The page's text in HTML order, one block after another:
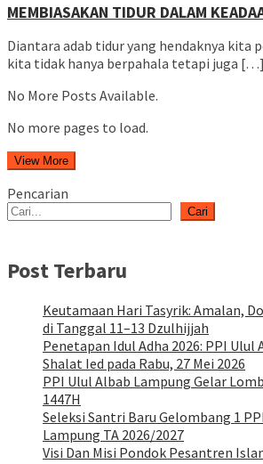
MEMBIASAKAN TIDUR DALAM
Diantara adab tidur yang hendaknya kita
kita tidak hanya berpahala tetapi juga […]
No More Posts Available.
No more pages to load.
View More
Pencarian
Cari
Post Terbaru
Keutamaan Hari Tasyrik: Amalan,
di Tanggal 11–13 Dzulhijjah
Penetapan Idul Adha 2026: PPI Ulul
Shalat Ied pada Rabu, 27 Mei 2026
PPI Ulul Albab Lampung Gelar
1447H
Seleksi Santri Baru Gelombang 1
Lampung TA 2026/2027
Visi Dan Misi Pondok Pesantren